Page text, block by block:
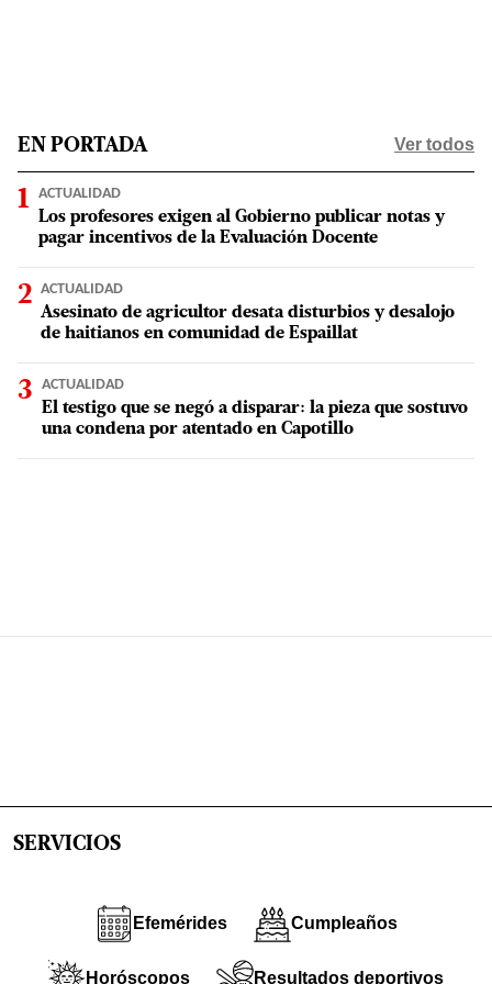
EN PORTADA Ver todos
ACTUALIDAD
Los profesores exigen al Gobierno publicar notas y
pagar incentivos de la Evaluación Docente
ACTUALIDAD
Asesinato de agricultor desata disturbios y desalojo
de haitianos en comunidad de Espaillat
ACTUALIDAD
El testigo que se negó a disparar: la pieza que sostuvo
una condena por atentado en Capotillo
SERVICIOS
Efemérides Cumpleaños
Horóscopos Resultados deportivos